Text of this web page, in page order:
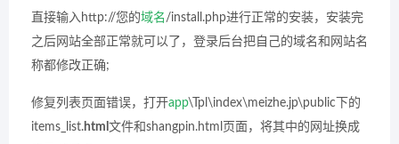
直接输入http://您的域名 /install.php进行正常的安装，安装完
之后网站全部正常就可以了，登录后台把自己的域名和网站名
称都修改正确;
修复列表页面错误，打开app\Tpl\index\meizhe.jp\public下的
items_list.html 文件和shangpin.html页面，将其中的网址换成